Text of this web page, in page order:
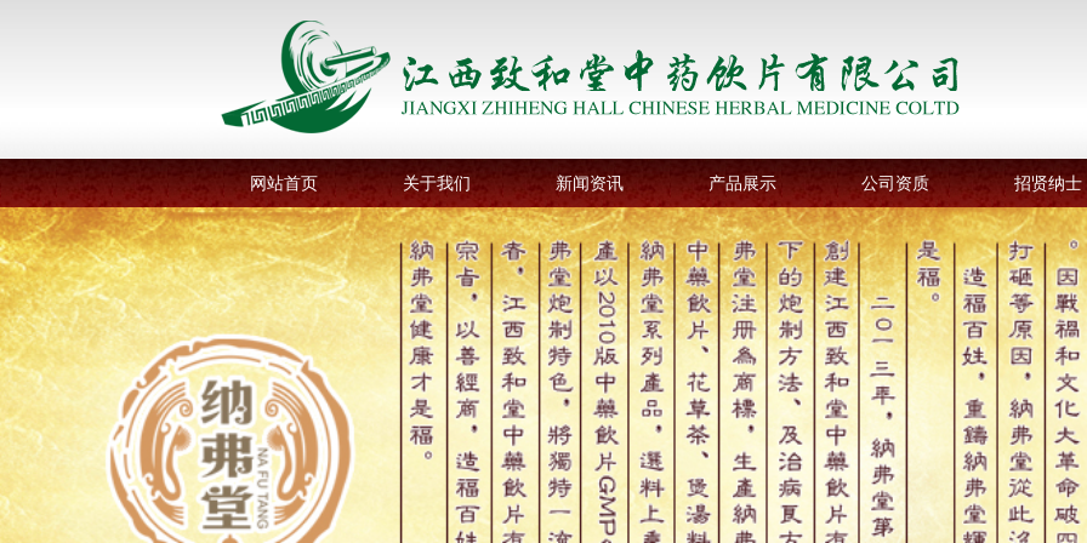
网站首页 关于我们 新闻资讯 产品展示 公司资质 招贤纳士